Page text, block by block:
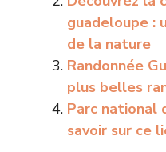
guadeloupe :
de la nature
Randonnée
plus belles
Parc national
savoir sur ce